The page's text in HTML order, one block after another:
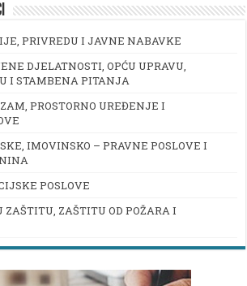
PRIVREDU I JAVNE NABAVKE
DJELATNOSTI, OPĆU UPRAVU,
I STAMBENA PITANJA
PROSTORNO UREĐENJE I
IMOVINSKO – PRAVNE POSLOVE I
POSLOVE
ZAŠTITU OD POŽARA I